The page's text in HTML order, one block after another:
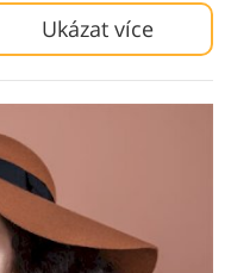
Ukázat více